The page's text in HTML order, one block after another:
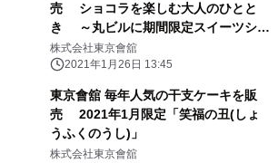
売 ショコラを楽しむ大人のひとと
き ～丸ビルに期間限定スイーツショ
ップもオープン～
株式会社東京會舘
2021年1月26日 13:45
東京會舘 毎年人気の干支ケーキを販
売 2021年1月限定「笑福の丑(しょ
うふくのうし)」
株式会社東京會舘